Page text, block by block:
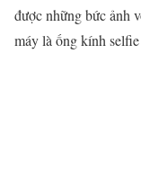
được những bức ảnh
máy là ống kính